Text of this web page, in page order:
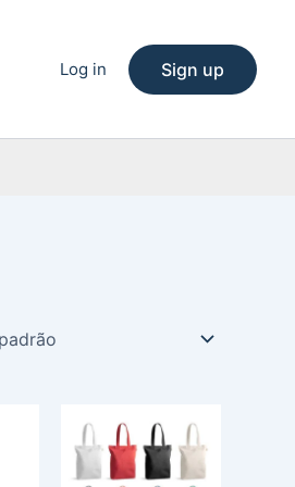
Log in Sign up